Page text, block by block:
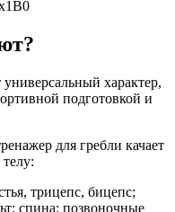
характер,
подготовкой и
для гребли качает
трицепс, бицепс;
спина: позвоночные